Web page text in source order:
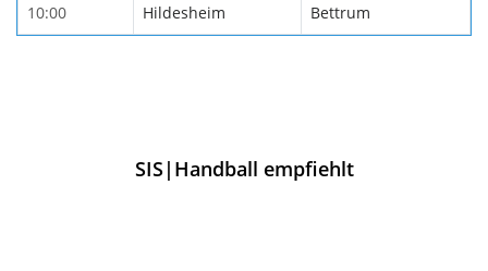
10:00
Hildesheim
Bettrum
SIS|Handball empfiehlt